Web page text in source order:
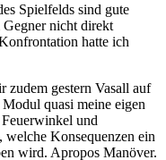
Spielfelds sind gute
nicht direkt
hatte ich
zudem gestern Vasall auf
quasi meine eigen
und
welche Konsequenzen ein
wird. Apropos Manöver.